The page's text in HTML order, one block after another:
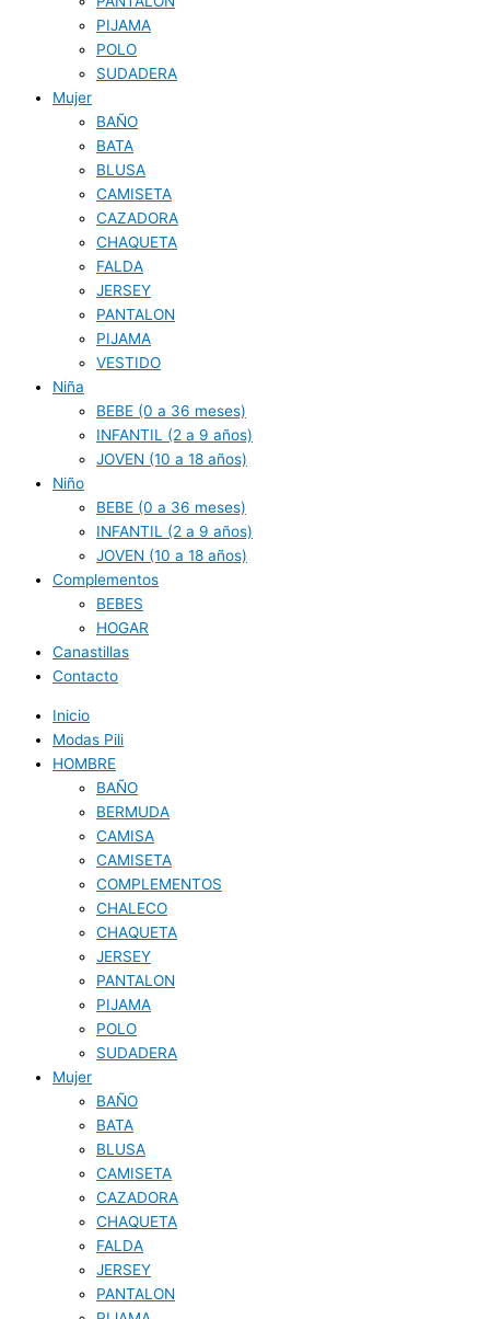
PIJAMA
POLO
SUDADERA
Mujer
BAÑO
BATA
BLUSA
CAMISETA
CAZADORA
CHAQUETA
FALDA
JERSEY
PANTALON
PIJAMA
VESTIDO
Niña
BEBE (0 a 36 meses)
INFANTIL (2 a 9 años)
JOVEN (10 a 18 años)
Niño
BEBE (0 a 36 meses)
INFANTIL (2 a 9 años)
JOVEN (10 a 18 años)
Complementos
BEBES
HOGAR
Canastillas
Contacto
Inicio
Modas Pili
HOMBRE
BAÑO
BERMUDA
CAMISA
CAMISETA
COMPLEMENTOS
CHALECO
CHAQUETA
JERSEY
PANTALON
PIJAMA
POLO
SUDADERA
Mujer
BAÑO
BATA
BLUSA
CAMISETA
CAZADORA
CHAQUETA
FALDA
JERSEY
PANTALON